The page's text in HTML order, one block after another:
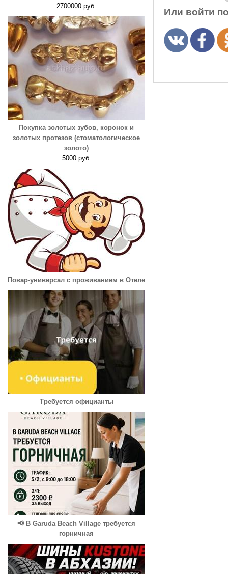
2700000 руб.
Покупка золотых зубов, коронок и
золотых протезов (стоматологическое
золото)
5000 руб.
Повар-универсал с проживанием в Отеле
Требуется официанты
📢 В Garuda Beach Village требуется
горничная
Или войти